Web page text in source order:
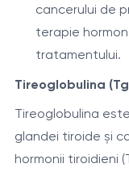
cancerului de
terapie
tratamentului.
Tireoglobulina
Tireoglobulina
glandei tiroide și
hormonii tiroidieni